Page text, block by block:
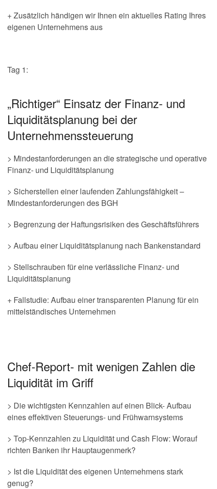
+ Zusätzlich händigen wir Ihnen ein aktuelles Rating Ihres
eigenen Unternehmens aus
Tag 1:
„Richtiger“ Einsatz der Finanz- und
Liquiditätsplanung bei der
Unternehmenssteuerung
> Mindestanforderungen an die strategische und operative
Finanz- und Liquiditätsplanung
> Sicherstellen einer laufenden Zahlungsfähigkeit –
Mindestanforderungen des BGH
> Begrenzung der Haftungsrisiken des Geschäftsführers
> Aufbau einer Liquiditätsplanung nach Bankenstandard
> Stellschrauben für eine verlässliche Finanz- und
Liquiditätsplanung
+ Fallstudie: Aufbau einer transparenten Planung für ein
mittelständisches Unternehmen
Chef-Report- mit wenigen Zahlen die
Liquidität im Griff
> Die wichtigsten Kennzahlen auf einen Blick- Aufbau
eines effektiven Steuerungs- und Frühwarnsystems
> Top-Kennzahlen zu Liquidität und Cash Flow: Worauf
richten Banken ihr Hauptaugenmerk?
> Ist die Liquidität des eigenen Unternehmens stark
genug?